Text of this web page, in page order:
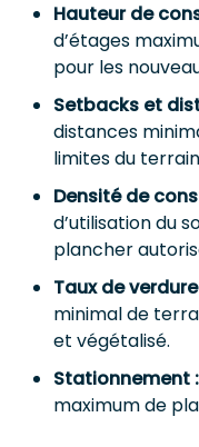
Hauteur de
d’étages
pour les
Setbacks et
distances
limites du
Densité de
d’utilisation du
plancher
Taux de
minimal de
et végétalisé.
Stationnement :
maximum de